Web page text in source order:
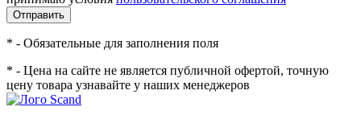
Отправить
* - Обязательные для заполнения поля
* - Цена на сайте не является публичной офертой, точную
цену товара узнавайте у наших менеджеров